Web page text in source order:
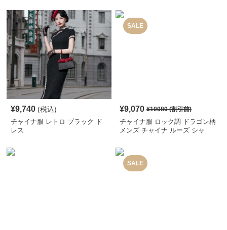
¥9,740 (税込)
チャイナ服 レトロ ブラック ド
レス
SALE
¥9,070 ¥10080(割引前)
チャイナ服 ロック調 ドラゴン柄
メンズ チャイナ ルーズ シャ
SALE